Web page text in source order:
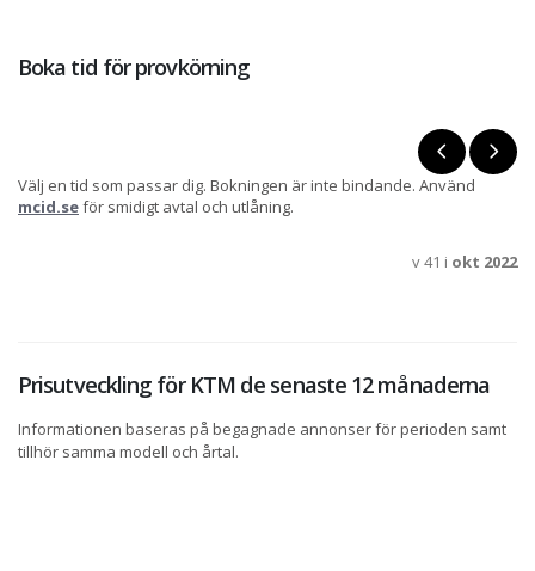
Boka tid för provkörning
Välj en tid som passar dig. Bokningen är inte bindande. Använd
mcid.seför smidigt avtal och utlåning.
v 41 i okt 2022
Prisutveckling för KTM de senaste 12 månaderna
Informationen baseras på begagnade annonser för perioden samt
tillhör samma modell och årtal.